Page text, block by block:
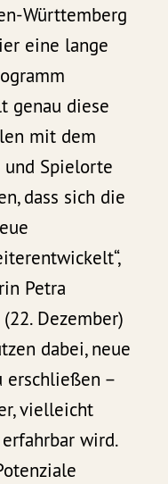
Württemberg
eine lange
genau diese
mit dem
und Spielorte
dass sich die
Petra
Dezember)
dabei, neue
erschließen –
vielleicht
wird.